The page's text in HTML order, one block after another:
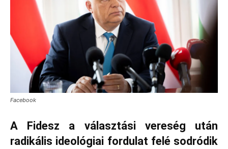
Facebook
A Fidesz a választási vereség után
radikális ideológiai fordulat felé sodródik